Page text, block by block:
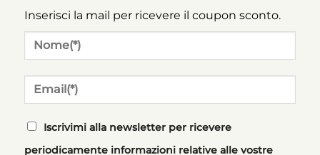
Inserisci la mail per ricevere il coupon sconto.
Iscrivimi alla newsletter per ricevere
periodicamente informazioni relative alle vostre